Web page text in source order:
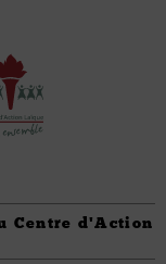
Centre d'Action